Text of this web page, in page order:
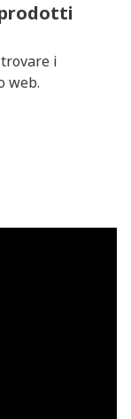
i
web.